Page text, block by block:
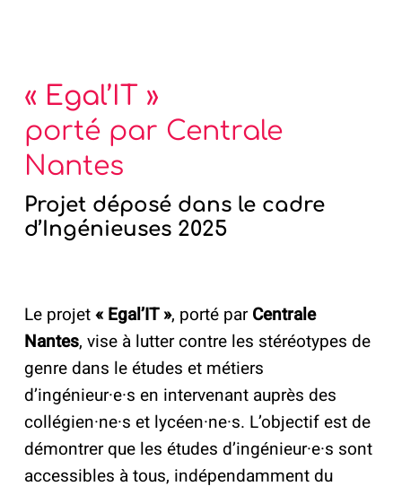
« Egal’IT »
porté par Centrale
Nantes
Projet déposé dans le cadre
d’Ingénieuses 2025
Le projet« Egal’IT », porté parCentrale
Nantes, vise à lutter contre les stéréotypes de
genre dans le études et métiers
d’ingénieur·e·s en intervenant auprès des
collégien·ne·s et lycéen·ne·s. L’objectif est de
démontrer que les études d’ingénieur·e·s sont
accessibles à tous, indépendamment du